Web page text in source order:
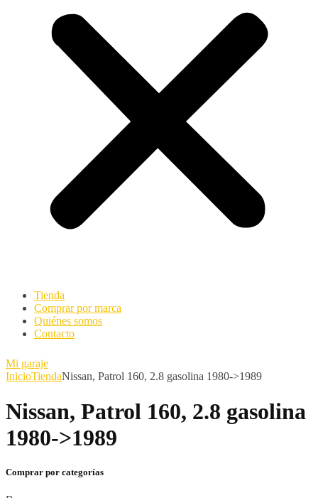
Tienda
Comprar por marca
Quiénes somos
Contacto
Mi garaje
InicioTiendaNissan, Patrol 160, 2.8 gasolina 1980->1989
Nissan, Patrol 160, 2.8 gasolina
1980->1989
Comprar por categorías